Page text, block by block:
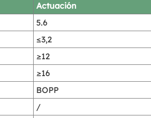
Actuación
5.6
≤3,2
≥12
≥16
BOPP
/